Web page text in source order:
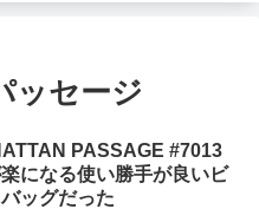
ッセージ
PASSAGE #7013
になる使い勝手が良いビ
ッグだった